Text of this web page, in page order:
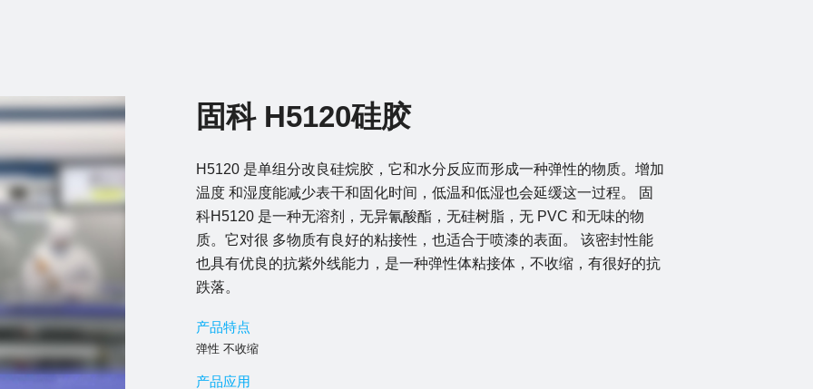
固科 H5120硅胶
H5120 是单组分改良硅烷胶，它和水分反应而形成一种弹性的物质。增加
温度 和湿度能减少表干和固化时间，低温和低湿也会延缓这一过程。 固
科H5120 是一种无溶剂，无异氰酸酯，无硅树脂，无 PVC 和无味的物
质。它对很 多物质有良好的粘接性，也适合于喷漆的表面。 该密封性能
也具有优良的抗紫外线能力，是一种弹性体粘接体，不收缩，有很好的抗
跌落。
产品特点
弹性 不收缩
产品应用